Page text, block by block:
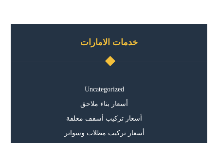
خدمات الامارات
Uncategorized
أسعار بناء ملاحق
أسعار تركيب أسقف معلقة
أسعار تركيب مظلات وسواتر